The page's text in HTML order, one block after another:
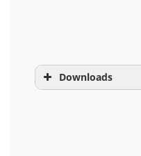
Downloads